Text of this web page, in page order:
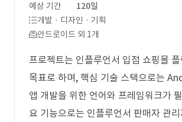
예상 기간
120일
개발 · 디자인 · 기획
안드로이드 외 1개
프로젝트는 인플루언서 입점 쇼핑몰
목표로 하며, 핵심 기술 스택으로는
앱 개발을 위한 언어와 프레임워크가
요 기능으로는 인플루언서 판매자 관